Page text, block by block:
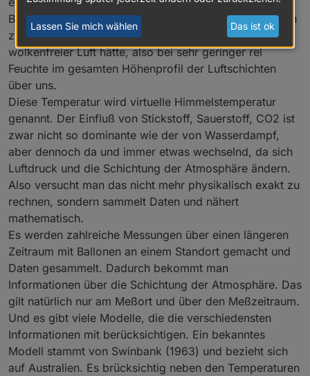
Bewölkungsberechnung. Jetzt brauchen wir noch einen
zweiten Punkt und das ist die Temperatur, die man bei
wolkenfreier Luft hätte, also bei sehr geringer rel
Feuchte im gesamten Höhenprofil der Luftschichten
über uns.
Diese Temperatur wird virtuelle Himmelstemperatur
genannt. Der Einfluß von Stickstoff, Sauerstoff, CO2 ist
zwar nicht so dominante wie der von Wasserdampf,
aber dennoch da und immer etwas wechselnd, da sich
Luftdruck und die Schichtung der Atmosphäre ändern.
Also versucht man das nicht mehr physikalisch exakt zu
rechnen, sondern sammelt Daten und nähert
mathematisch.
Es werden zahlreiche Messungen über einen längeren
Zeitraum mit Ballonen an einem Standort gemacht und
Daten gesammelt. Dadurch bekommt man
Informationen über die Schichtung der Atmosphäre. Das
gilt natürlich nur am Meßort und über den Meßzeitraum.
Und es gibt viele Modelle, die die verschiedensten
Informationen mit berücksichtigen. Ein bekanntes
Modell stammt von Swinbank (1963) und bezieht sich
auf Australien. Es brücksichtig neben den Temperaturen
Lassen Sie mich wählen Das ist ok